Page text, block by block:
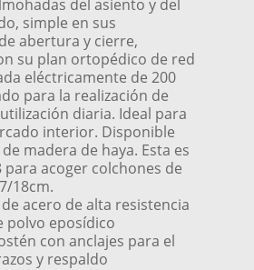
del asiento y del
simple en sus
abertura y cierre,
su plan ortopédico de red
eléctricamente de 200
para la realización de
diaria. Ideal para
interior. Disponible
madera de haya. Esta es
para acoger colchones de
18cm.
acero de alta resistencia
polvo eposídico
con anclajes para el
y respaldo